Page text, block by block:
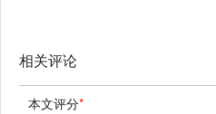
相关评论
本文评分*